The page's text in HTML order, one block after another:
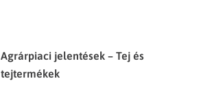
Agrárpiaci jelentések – Tej és
tejtermékek